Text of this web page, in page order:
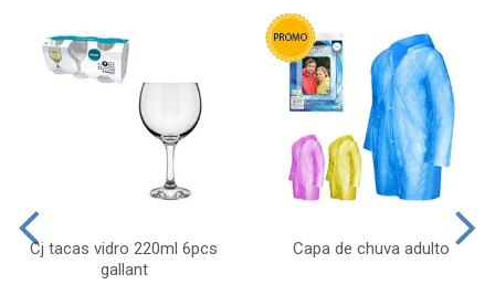
Cj tacas vidro 220ml 6pcs
gallant
Capa de chuva adulto